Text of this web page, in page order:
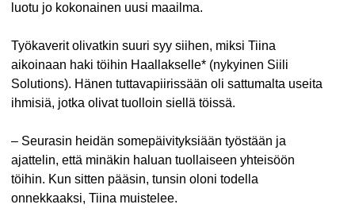
luotu jo kokonainen uusi maailma.
Työkaverit olivatkin suuri syy siihen, miksi Tiina
aikoinaan haki töihin Haallakselle* (nykyinen Siili
Solutions). Hänen tuttavapiirissään oli sattumalta useita
ihmisiä, jotka olivat tuolloin siellä töissä.
– Seurasin heidän somepäivityksiään työstään ja
ajattelin, että minäkin haluan tuollaiseen yhteisöön
töihin. Kun sitten pääsin, tunsin oloni todella
onnekkaaksi, Tiina muistelee.